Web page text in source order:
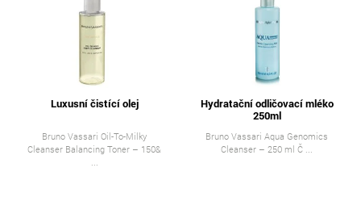
Luxusní čistící olej
Bruno Vassari Oil-To-Milky
Cleanser Balancing Toner – 150&
Hydratační odličovací mléko
250ml
Bruno Vassari Aqua Genomics
Cleanser – 250 ml Č ...